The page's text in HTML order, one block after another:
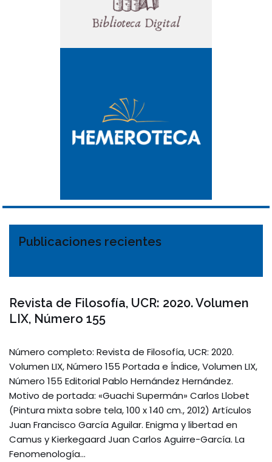
Publicaciones recientes
Revista de Filosofía, UCR: 2020. Volumen
LIX, Número 155
Número completo: Revista de Filosofía, UCR: 2020.
Volumen LIX, Número 155 Portada e Índice, Volumen LIX,
Número 155 Editorial Pablo Hernández Hernández.
Motivo de portada: «Guachi Supermán» Carlos Llobet
(Pintura mixta sobre tela, 100 x 140 cm., 2012) Artículos
Juan Francisco García Aguilar. Enigma y libertad en
Camus y Kierkegaard Juan Carlos Aguirre-García. La
Fenomenología…